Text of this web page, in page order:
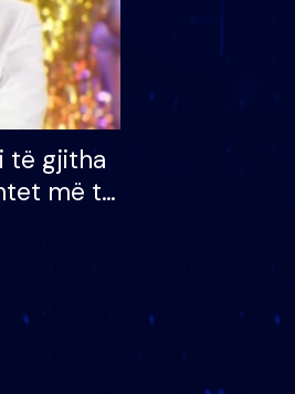
të gjitha
më të